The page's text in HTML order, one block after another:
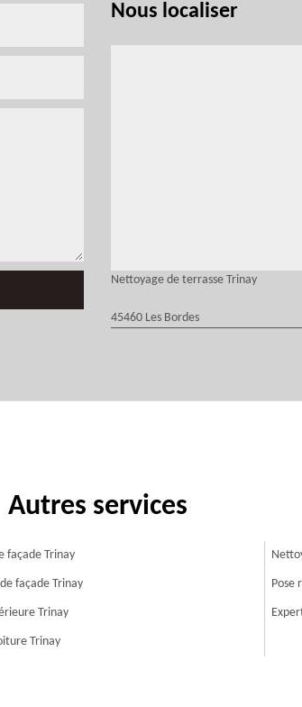
Nous localiser
Nettoyage de terrasse Trinay
45460 Les Bordes
Autres services
façade Trinay
façade Trinay
Trinay
Trinay
Pose